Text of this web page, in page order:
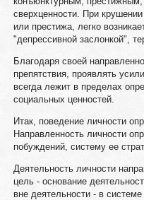
сверхценности. При
или престижа, легко
"депрессивной заслонкой",
Благодаря своей
препятствия, проявлять
всегда лежит в пределах
социальных ценностей.
Итак, поведение личности
Направленность личности
побуждений, систему ее
Деятельность личности
цель - основание
вне деятельности - в